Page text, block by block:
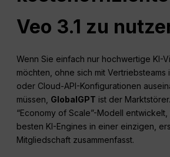
Veo 3.1 zu
Wenn Sie einfach nur hochwertige KI-
möchten, ohne sich mit Vertriebsteams
oder Cloud-API-Konfigurationen
müssen, GlobalGPT ist der
“Economy of Scale”-Modell
besten KI-Engines in einer einzigen,
Mitgliedschaft zusammenfasst.